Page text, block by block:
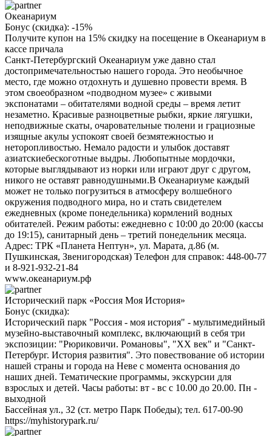
Океанариум
Бонус (скидка): -15%
Получите купон на 15% скидку на посещение в Океанариум в
кассе причала
Санкт-Петербургский Океанариум уже давно стал
достопримечательностью нашего города. Это необычное
место, где можно отдохнуть и душевно провести время. В
этом своеобразном «подводном музее» с живыми
экспонатами – обитателями водной среды – время летит
незаметно. Красивые разноцветные рыбки, яркие лягушки,
неподвижные скаты, очаровательные тюлени и грациозные
изящные акулы успокоят своей безмятежностью и
неторопливостью. Немало радости и улыбок доставят
азиатскиебескоготные выдры. Любопытные мордочки,
которые выглядывают из норки или играют друг с другом,
никого не оставят равнодушными.В Океанариуме каждый
может не только погрузиться в атмосферу волшебного
окружения подводного мира, но и стать свидетелем
ежедневных (кроме понедельника) кормлений водных
обитателей. Режим работы: ежедневно с 10:00 до 20:00 (кассы
до 19:15), санитарный день – третий понедельник месяца.
Адрес: ТРК «Планета Нептун», ул. Марата, д.86 (м.
Пушкинская, Звенигородская) Телефон для справок: 448-00-77
и 8-921-932-21-84
www.океанариум.рф
Исторический парк «Россия Моя История»
Бонус (скидка):
Исторический парк "Россия - моя история" - мультимедийный
музейно-выставочный комплекс, включающий в себя три
экспозиции: "Рюриковичи. Романовы", "ХХ век" и "Санкт-
Петербург. История развития". Это повествование об истории
нашей страны и города на Неве с момента основания до
наших дней. Тематические программы, экскурсии для
взрослых и детей. Часы работы: вт - вс с 10.00 до 20.00. Пн -
выходной
Бассейная ул., 32 (ст. метро Парк Победы); тел. 617-00-90
https://myhistorypark.ru/